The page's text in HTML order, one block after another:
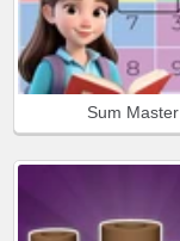
Sum Master